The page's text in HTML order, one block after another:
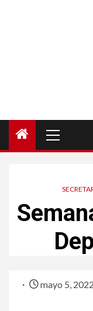
principal
mayo 5, 2022